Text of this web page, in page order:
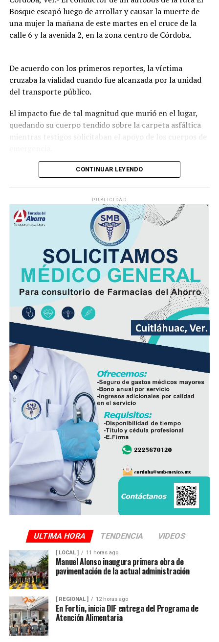
Bosque escapó luego de arrollar y causar la muerte de
una mujer la mañana de este martes en el cruce de la
calle 6 y la avenida 2, en la zona centro de Córdoba.
De acuerdo con los primeros reportes, la víctima
cruzaba la vialidad cuando fue alcanzada por la unidad
del transporte público.
El impacto fue de tal magnitud que murió en el lugar,
quedando su cuerpo tendido sobre la carpeta asfáltica
mientras testigos solicitaban el apoyo de los cuerpos de
movilizó a corporaciones de seguridad para tratar de
ubicar tanto al responsable como al vehículo.
Minutos después, el autobús fue encontrado
abandonado en el cruce de la calle 26 y la avenida 9, en
la colonia San José, donde quedó bajo resguardo de las
autoridades como parte de las investigaciones.
Elementos de la Policía Municipal y Estatal acordonaron
el área del accidente para preservar los indicios, en
tanto personal de Tránsito Municipal realizó las
primeras diligencias para establecer la mecánica del
hecho.
Peritos de la Fiscalía General del Estado y agentes de la
Policía Ministerial llevaron a cabo el procesamiento de
la escena y ordenaron el levantamiento del cuerpo, que
fue trasladado al Servicio Médico Forense (Semefo),
donde permanece en espera de su identificación oficial.
La unidad involucrada fue asegurada y puesta a
disposición de la autoridad ministerial, que integró la
carpeta de investigación correspondiente para localizar
al conductor y determinar su responsabilidad en el
Las maniobras periciales obligaron al cierre parcial de la
circulación en ese sector del centro de la ciudad durante
varios minutos, generando afectaciones al tránsito
vehicular.
CONTINUAR LEYENDO
PUBLICIDAD
ULTIMA HORA TENDENCIA VIDEOS
[ LOCAL ] 11 horas ago
Manuel Alonso inaugura primera obra de
pavimentación de la actual administración
[ REGIONAL ] 12 horas ago
En Fortín, inicia DIF entrega del Programa de
Atención Alimentaria